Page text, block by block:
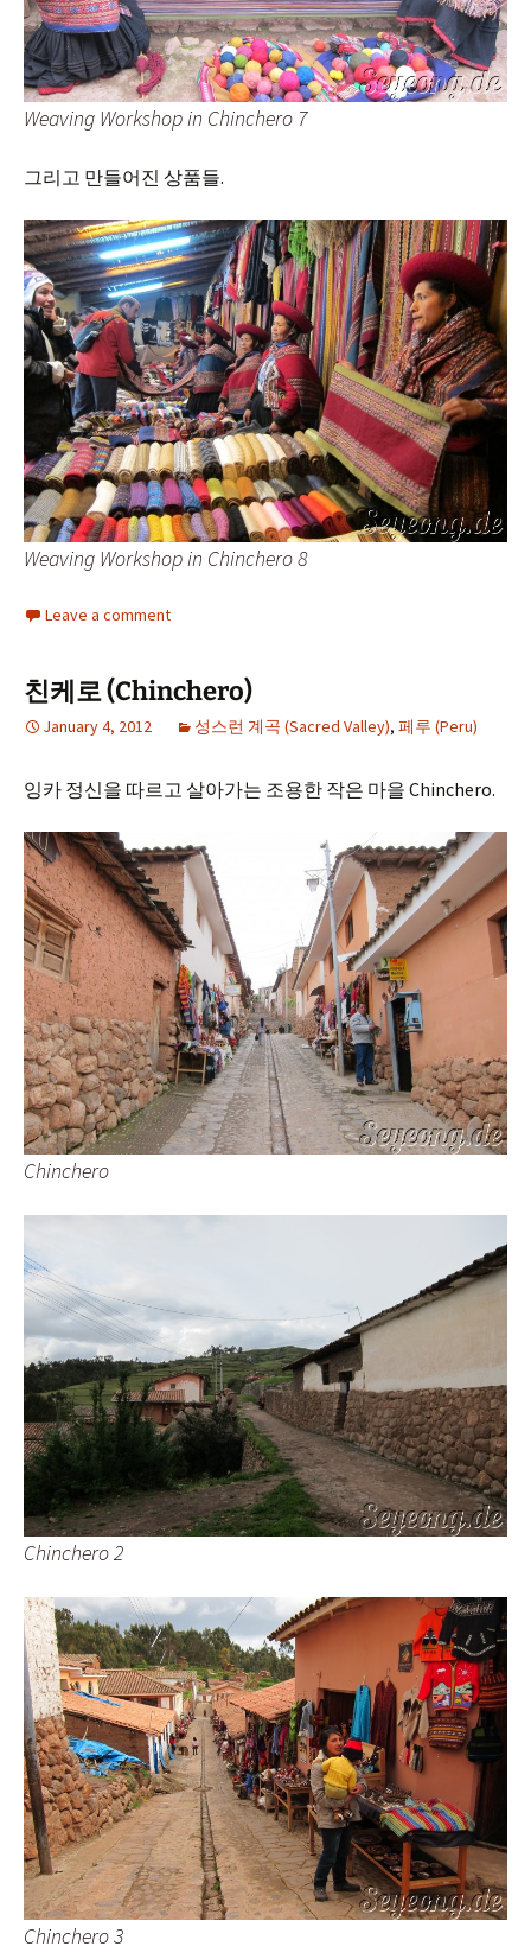
Weaving Workshop in Chinchero 7
그리고 만들어진 상품들.
Weaving Workshop in Chinchero 8
Leave a comment
친케로 (Chinchero)
January 4, 2012 성스런 계곡 (Sacred Valley), 페루 (Peru)
잉카 정신을 따르고 살아가는 조용한 작은 마을 Chinchero.
Chinchero
Chinchero 2
Chinchero 3